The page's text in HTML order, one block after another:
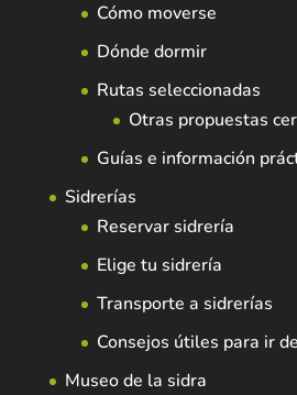
Cómo moverse
Dónde dormir
Rutas seleccionadas
Otras propuestas
Guías e información
Sidrerías
Reservar sidrería
Elige tu sidrería
Transporte a sidrerías
Consejos útiles para ir
Museo de la sidra